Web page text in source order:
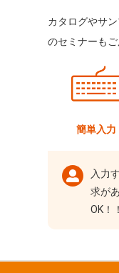
カタログやサ
のセミナーもご
簡単入力
入力
求が
OK！！